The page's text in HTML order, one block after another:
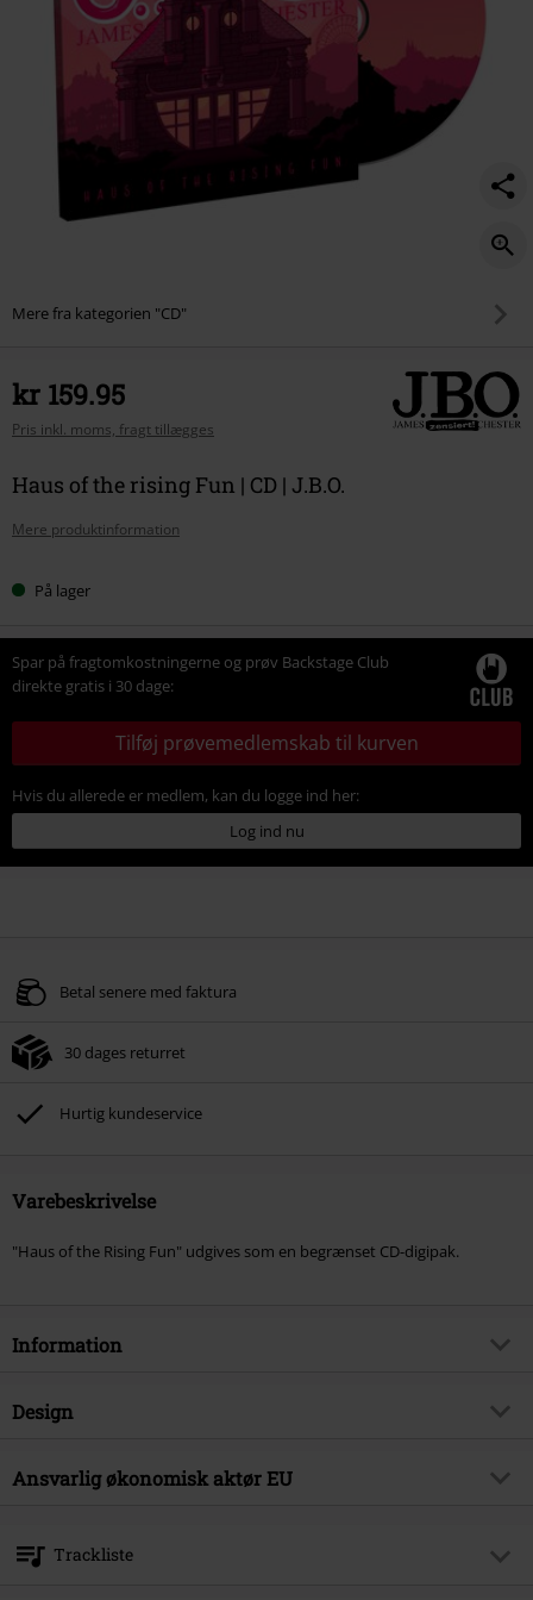
Mere fra kategorien "CD"
kr 159.95
Pris inkl. moms, fragt tillægges
Haus of the rising Fun | CD | J.B.O.
Mere produktinformation
På lager
Spar på fragtomkostningerne og prøv Backstage Club
direkte gratis i 30 dage:
Tilføj prøvemedlemskab til kurven
Hvis du allerede er medlem, kan du logge ind her:
Log ind nu
Betal senere med faktura
30 dages returret
Hurtig kundeservice
Varebeskrivelse
"Haus of the Rising Fun" udgives som en begrænset CD-digipak.
Information
Artikelnr.
Musikgenre
Heavy Metal
Band
Design
Produkttype
CD
Ansvarlig økonomisk aktør EU
Alter Wandrahm 14
20457 Hamburg
Trackliste